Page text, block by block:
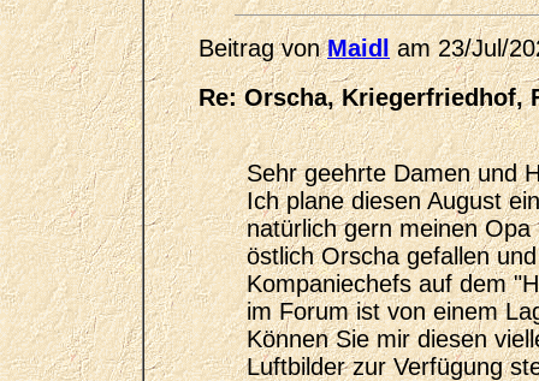
Beitrag vonMaidlam 23/Jul/
Re: Orscha, Kriegerfriedhof,
Sehr geehrte Damen und
Ich plane diesen August
natürlich gern meinen
östlich Orscha gefallen
Kompaniechefs auf dem
im Forum ist von einem
Können Sie mir diesen
Luftbilder zur Verfügung